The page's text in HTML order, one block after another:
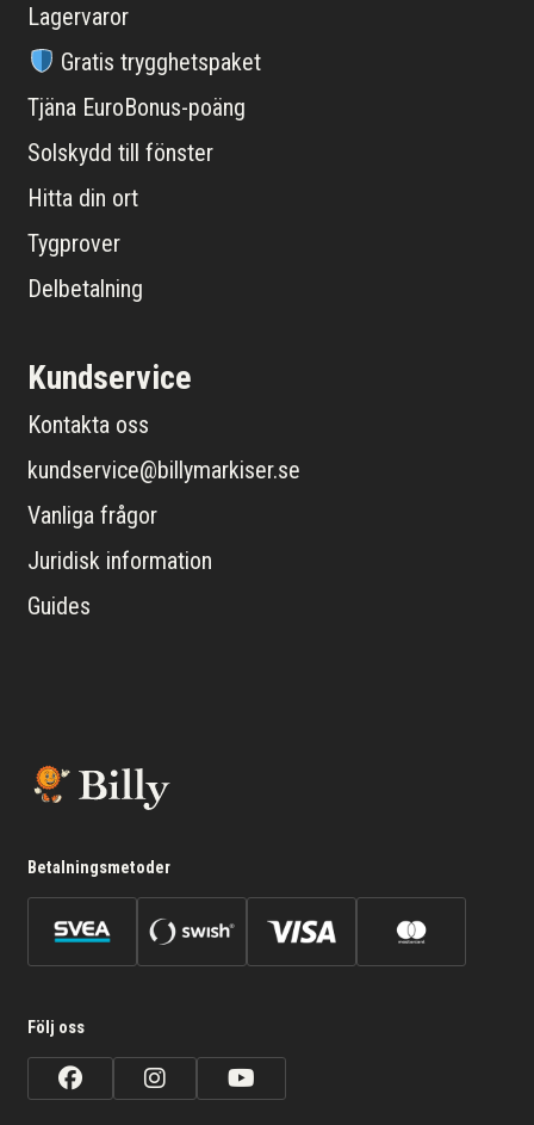
Lagervaror
Gratis trygghetspaket
Tjäna EuroBonus-poäng
Solskydd till fönster
Hitta din ort
Tygprover
Delbetalning
Kundservice
Kontakta oss
kundservice@billymarkiser.se
Vanliga frågor
Juridisk information
Guides
Betalningsmetoder
Följ oss